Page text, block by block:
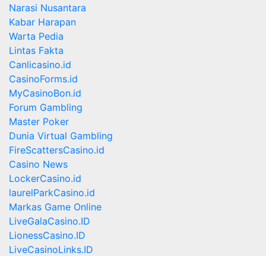
Narasi Nusantara
Kabar Harapan
Warta Pedia
Lintas Fakta
Canlicasino.id
CasinoForms.id
MyCasinoBon.id
Forum Gambling
Master Poker
Dunia Virtual Gambling
FireScattersCasino.id
Casino News
LockerCasino.id
laurelParkCasino.id
Markas Game Online
LiveGalaCasino.ID
LionessCasino.ID
LiveCasinoLinks.ID